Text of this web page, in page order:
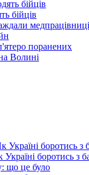
бійців
медпрацівниці
поранених
Волині
боротись з